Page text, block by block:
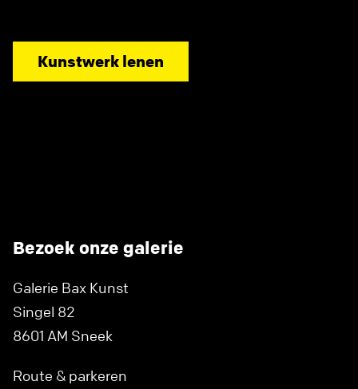
Kunstwerk lenen
Bezoek onze galerie
Galerie Bax Kunst
Singel 82
8601 AM Sneek
Route & parkeren